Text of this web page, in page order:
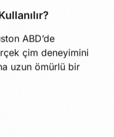
ABD’de
çim deneyimini
uzun ömürlü bir